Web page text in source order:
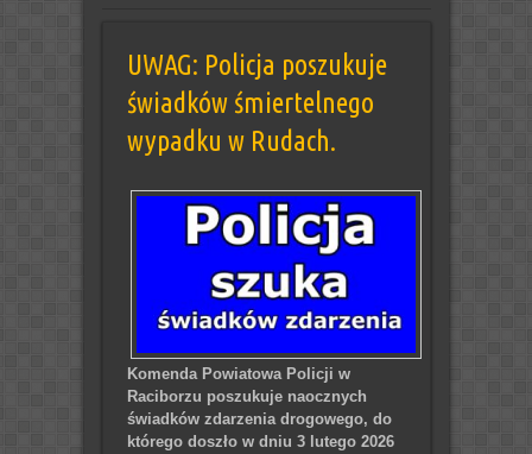
UWAG: Policja poszukuje
świadków śmiertelnego
wypadku w Rudach.
Komenda Powiatowa Policji w
Raciborzu poszukuje naocznych
świadków zdarzenia drogowego, do
którego doszło w dniu 3 lutego 2026